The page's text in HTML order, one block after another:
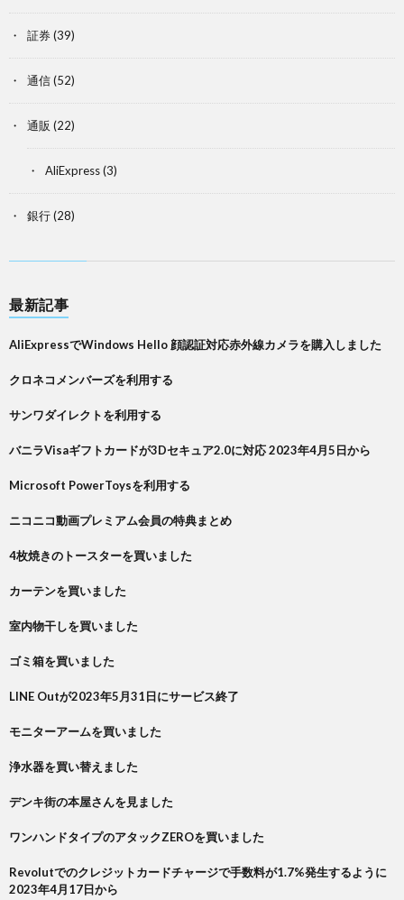
証券(39)
通信(52)
通販 (22)
AliExpress(3)
銀行(28)
最新記事
AliExpressでWindows Hello 顔認証対応赤外線カメラを購入しました
クロネコメンバーズを利用する
サンワダイレクトを利用する
バニラVisaギフトカードが3Dセキュア2.0に対応 2023年4月5日から
Microsoft PowerToysを利用する
ニコニコ動画プレミアム会員の特典まとめ
4枚焼きのトースターを買いました
カーテンを買いました
室内物干しを買いました
ゴミ箱を買いました
LINE Outが2023年5月31日にサービス終了
モニターアームを買いました
浄水器を買い替えました
デンキ街の本屋さんを見ました
ワンハンドタイプのアタックZEROを買いました
Revolutでのクレジットカードチャージで手数料が1.7%発生するように
2023年4月17日から